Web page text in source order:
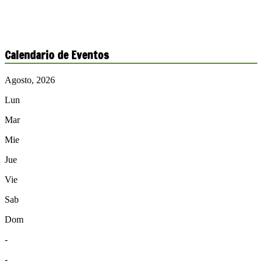
Calendario de Eventos
Agosto, 2026
Lun
Mar
Mie
Jue
Vie
Sab
Dom
-
-